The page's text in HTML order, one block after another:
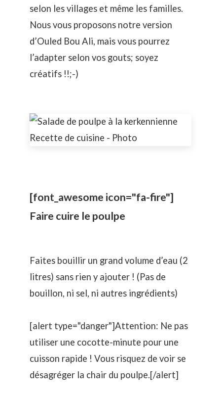
selon les villages et même les familles.
Nous vous proposons notre version
d’Ouled Bou Ali, mais vous pourrez
l’adapter selon vos gouts; soyez
créatifs !!;-)
[font_awesome icon="fa-fire"]
Faire cuire le poulpe
Faites bouillir un grand volume d’eau (2
litres) sans rien y ajouter ! (Pas de
bouillon, ni sel, ni autres ingrédients)
[alert type="danger"]Attention: Ne pas
utiliser une cocotte-minute pour une
cuisson rapide ! Vous risquez de voir se
désagréger la chair du poulpe.[/alert]